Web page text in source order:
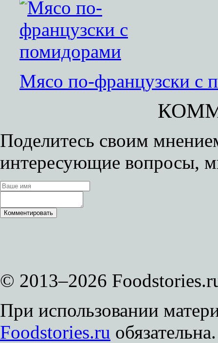
Мясо по-французски с
Поделитесь своим
интересующие вопросы,
© 2013–2026
При использовании
Foodstories.ru обязательна.